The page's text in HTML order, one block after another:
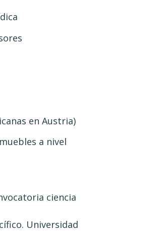
en Austria)
a nivel
ciencia
Universidad